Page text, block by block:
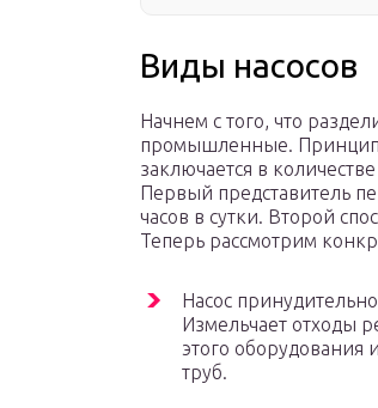
Виды насосов
Начнем с того, что
промышленные. Принцип
заключается в
Первый представитель
часов в сутки. Второй
Теперь рассмотрим
Насос
Измельчает отходы
этого оборудования
труб.